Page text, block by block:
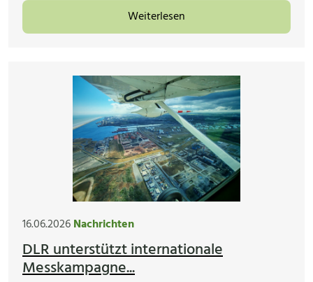
Weiterlesen
16.06.2026Nachrichten
DLR unterstützt internationale
Messkampagne...